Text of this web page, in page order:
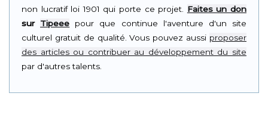
non lucratif loi 1901 qui porte ce projet. Faites un don
sur Tipeee pour que continue l'aventure d'un site
culturel gratuit de qualité. Vous pouvez aussi proposer
des articles ou contribuer au développement du site
par d'autres talents.